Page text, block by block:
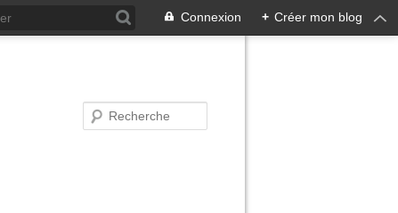
Connexion + Créer mon blog